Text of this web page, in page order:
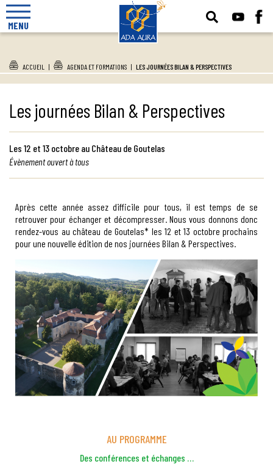
MENU
ACCUEIL | AGENDA ET FORMATIONS | LES JOURNÉES BILAN & PERSPECTIVES
Les journées Bilan & Perspectives
Les 12 et 13 octobre au Château de Goutelas
Évènement ouvert à tous
Après cette année assez difficile pour tous, il est temps de se
retrouver pour échanger et décompresser. Nous vous donnons donc
rendez-vous au château de Goutelas* les 12 et 13 octobre prochains
pour une nouvelle édition de nos journées Bilan & Perspectives.
AU PROGRAMME
Des conférences et échanges …